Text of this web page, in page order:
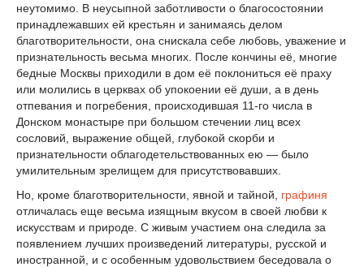
неутомимо. В неусыпной заботливости о благосостоянии
принадлежавших ей крестьян и занимаясь делом
благотворительности, она снискала себе любовь, уважение и
признательность весьма многих. После кончины её, многие
бедные Москвы приходили в дом её поклониться её праху
или молились в церквах об упокоении её души, а в день
отпевания и погребения, происходившая 11-го числа в
Донском монастыре при большом стечении лиц всех
сословий, выражение общей, глубокой скорби и
признательности облагодетельствованных ею — было
умилительным зрелищем для присутствовавших.
Но, кроме благотворительности, явной и тайной, графиня
отличалась еще весьма изящным вкусом в своей любви к
искусствам и природе. С живым участием она следила за
появлением лучших произведений литературы, русской и
иностранной, и с особенным удовольствием беседовала о